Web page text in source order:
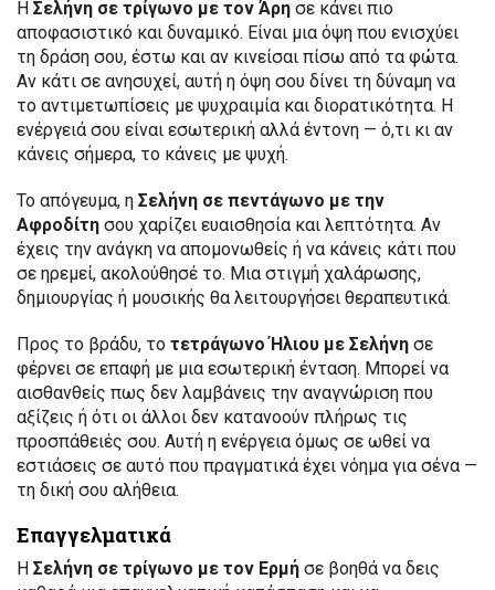
Η Σελήνη σε τρίγωνο με τον Άρη σε κάνει πιο
αποφασιστικό και δυναμικό. Είναι μια όψη που ενισχύει
τη δράση σου, έστω και αν κινείσαι πίσω από τα φώτα.
Αν κάτι σε ανησυχεί, αυτή η όψη σου δίνει τη δύναμη να
το αντιμετωπίσεις με ψυχραιμία και διορατικότητα. Η
ενέργειά σου είναι εσωτερική αλλά έντονη — ό,τι κι αν
κάνεις σήμερα, το κάνεις με ψυχή.
Το απόγευμα, η Σελήνη σε πεντάγωνο με την
Αφροδίτη σου χαρίζει ευαισθησία και λεπτότητα. Αν
έχεις την ανάγκη να απομονωθείς ή να κάνεις κάτι που
σε ηρεμεί, ακολούθησέ το. Μια στιγμή χαλάρωσης,
δημιουργίας ή μουσικής θα λειτουργήσει θεραπευτικά.
Προς το βράδυ, το τετράγωνο Ήλιου με Σελήνη σε
φέρνει σε επαφή με μια εσωτερική ένταση. Μπορεί να
αισθανθείς πως δεν λαμβάνεις την αναγνώριση που
αξίζεις ή ότι οι άλλοι δεν κατανοούν πλήρως τις
προσπάθειές σου. Αυτή η ενέργεια όμως σε ωθεί να
εστιάσεις σε αυτό που πραγματικά έχει νόημα για σένα —
τη δική σου αλήθεια.
Επαγγελματικά
Η Σελήνη σε τρίγωνο με τον Ερμή σε βοηθά να δεις